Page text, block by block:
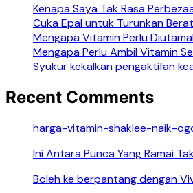
Kenapa Saya Tak Rasa
Cuka Epal untuk Turunkan
Mengapa Vitamin Perlu
Mengapa Perlu Ambil Vitamin
Syukur kekalkan pengaktifan
Recent Comments
harga-vitamin-shaklee-naik-
Ini Antara Punca Yang Ramai
Boleh ke berpantang dengan